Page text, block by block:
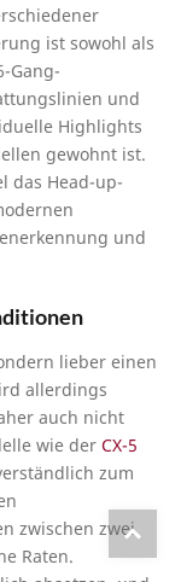
ist sowohl als
Gang-
und
Highlights
gewohnt ist.
das Head-up-
und
lieber einen
allerdings
auch nicht
wie der CX-5
zum
zwischen zwei
Raten.